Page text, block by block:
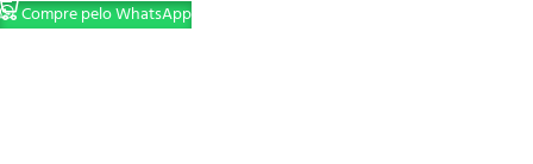
Compre pelo WhatsApp